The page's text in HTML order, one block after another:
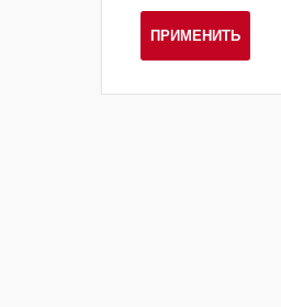
ПРИМЕНИТЬ